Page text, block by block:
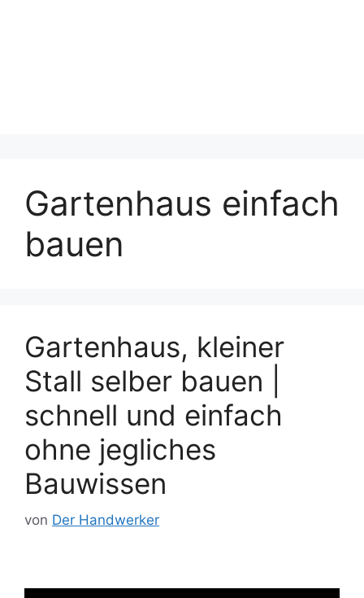
Gartenhaus einfach
bauen
Gartenhaus, kleiner
Stall selber bauen |
schnell und einfach
ohne jegliches
Bauwissen
von Der Handwerker